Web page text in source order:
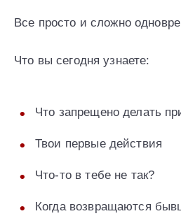
Все просто и сложно
Что вы сегодня узнаете:
Что запрещено делать
Твои первые действия
Что-то в тебе не так?
Когда возвращаются